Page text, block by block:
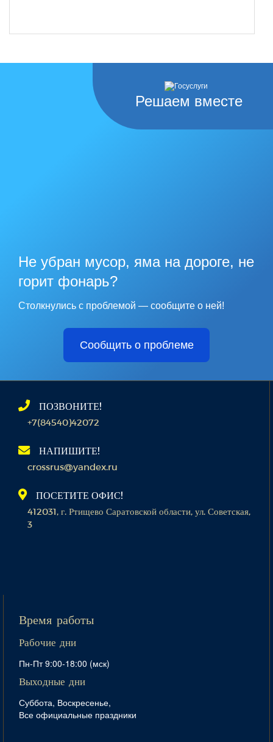
Решаем вместе
Не убран мусор, яма на дороге, не
горит фонарь?
Столкнулись с проблемой — сообщите о ней!
Сообщить о проблеме
ПОЗВОНИТЕ!
+7(84540)42072
НАПИШИТЕ!
crossrus@yandex.ru
ПОСЕТИТЕ ОФИС!
412031, г. Ртищево Саратовской области, ул. Советская,
3
Время работы
Рабочие дни
Пн-Пт 9:00-18:00 (мск)
Выходные дни
Суббота, Воскресенье,
Все официальные праздники